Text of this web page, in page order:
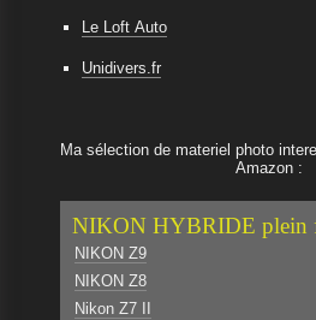
Le Loft Auto
Unidivers.fr
Ma sélection de materiel photo
Amazon :
NIKON HYBRIDE plein
NIKON Z9
NIKON Z8
Nikon Z7 II